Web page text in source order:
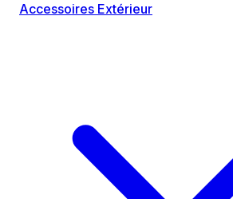
Accessoires Extérieur